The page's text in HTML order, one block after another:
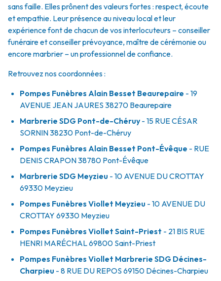
sans faille. Elles prônent des valeurs fortes : respect, écoute
et empathie. Leur présence au niveau local et leur
expérience font de chacun de vos interlocuteurs – conseiller
funéraire et conseiller prévoyance, maître de cérémonie ou
encore marbrier – un professionnel de confiance.
Retrouvez nos coordonnées :
Pompes Funèbres Alain Besset Beaurepaire - 19
AVENUE JEAN JAURES 38270 Beaurepaire
Marbrerie SDG Pont-de-Chéruy - 15 RUE CÉSAR
SORNIN38230 Pont-de-Chéruy
Pompes Funèbres Alain Besset Pont-Évêque - RUE
DENIS CRAPON38780 Pont-Évêque
Marbrerie SDG Meyzieu - 10 AVENUE DU CROTTAY
69330 Meyzieu
Pompes Funèbres Viollet Meyzieu - 10 AVENUE DU
CROTTAY 69330 Meyzieu
Pompes Funèbres Viollet Saint-Priest - 21 BIS RUE
HENRI MARÉCHAL69800 Saint-Priest
Pompes Funèbres Viollet Marbrerie SDG Décines-
Charpieu - 8 RUE DU REPOS 69150 Décines-Charpieu